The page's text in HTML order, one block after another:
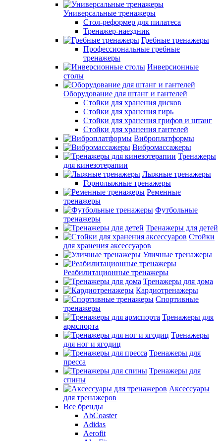
Универсальные тренажеры
Стол-реформер для пилатеса
Тренажер-наездник
Гребные тренажеры
Профессиональные гребные
тренажеры
Инверсионные
столы
Оборудование для штанг и гантелей
Стойки для хранения дисков
Стойки для хранения гирь
Стойки для хранения грифов и штанг
Стойки для хранения гантелей
Виброплатформы
Вибромассажеры
Тренажеры
для кинезотерапии
Лыжные тренажеры
Горнолыжные тренажеры
Ременные
тренажеры
Футбольные
тренажеры
Тренажеры для детей
Стойки
для хранения аксессуаров
Уличные тренажеры
Реабилитационные тренажеры
Тренажеры для дома
Кардиотренажеры
Спортивные
тренажеры
Тренажеры для
армспорта
Тренажеры
для ног и ягодиц
Тренажеры для
пресса
Тренажеры для
спины
Аксессуары
для тренажеров
Все бренды
AbCoaster
Adidas
Aerofit